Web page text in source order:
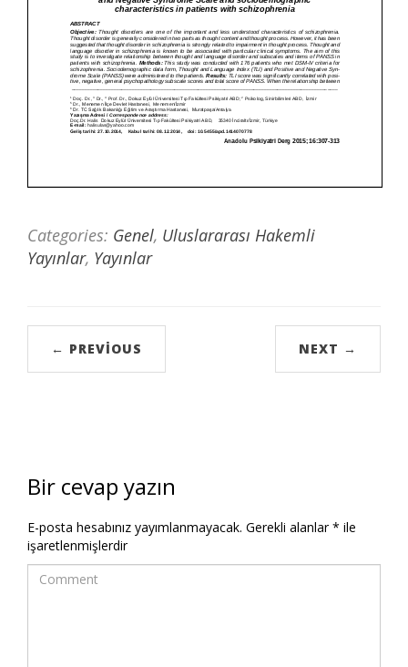
Categories: Genel, Uluslararası Hakemli
Yayınlar, Yayınlar
← PREVIOUS NEXT →
Bir cevap yazın
E-posta hesabınız yayımlanmayacak. Gerekli alanlar* ile
işaretlenmişlerdir